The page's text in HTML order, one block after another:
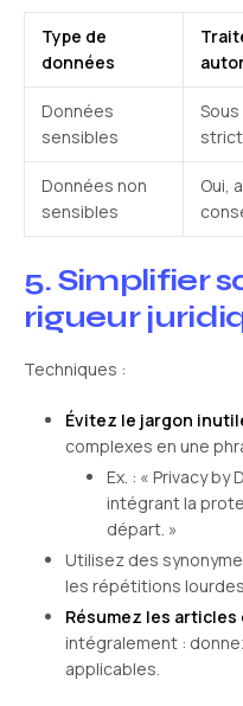
Type de
données
Données
sensibles
Données non
sensibles
Oui,
5. Simplifier
rigueur
Techniques :
Évitez le jargon
complexes en une
Ex. : « Privacy
intégrant la
départ. »
Utilisez des
les répétitions
Résumez les articles
intégralement :
applicables.